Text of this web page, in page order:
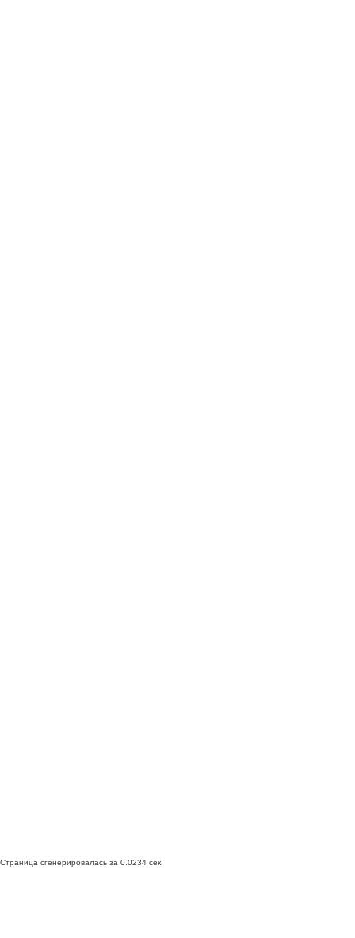
Страница сгенерировалась за 0.0234 сек.